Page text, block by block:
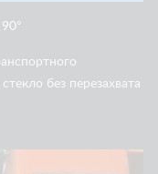
без перезахвата